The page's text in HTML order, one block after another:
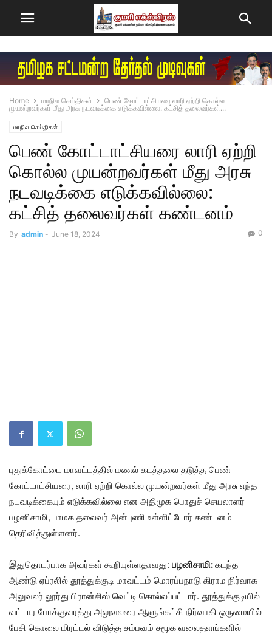
Home மாநில செய்திகள்
பெண் கோட்டாட்சியரை லாரி ஏற்றி கொல்ல
முயன்றவர்கள் மீது அரசு நடவடிக்கை எடுக்கவில்லை: கட்சித் தலைவர்கள்...
மாநில செய்திகள்
பெண் கோட்டாட்சியரை லாரி ஏற்றி
கொல்ல முயன்றவர்கள் மீது அரசு
நடவடிக்கை எடுக்கவில்லை:
கட்சித் தலைவர்கள் கண்டனம்
By admin - June 18, 2024 0
புதுக்கோட்டை மாவட்டத்தில் மணல் கடத்தலை தடுத்த பெண்
கோட்டாட்சியரை, லாரி ஏற்றி கொல்ல முயன்றவர்கள் மீது அரசு எந்த
நடவடிக்கையும் எடுக்கவில்லை என அதிமுக பொதுச் செயலாளர்
பழனிசாமி, பாமக தலைவர் அன்புணி உள்ளிட்டோர் கண்டனம்
தெரிவித்துள்ளனர்.
இதுதொடர்பாக அவர்கள் கூறியுள்ளதாவது: பழனிசாமி:கடந்த
ஆண்டு ஏப்ரலில் தூத்துக்குடி மாவட்டம் மொரப்பநாடு கிராம நிர்வாக
அலுவலர் லூர்து பிரான்சிஸ் வெட்டி கொல்லப்பட்டார். தூத்துக்குடியில்
வட்டார போக்குவரத்து அலுவலரை ஆளுங்கட்சி நிர்வாகி ஒருமையில்
பேசி கொலை மிரட்டல் விடுத்த சம்பவம் சமூக வலைதளங்களில்